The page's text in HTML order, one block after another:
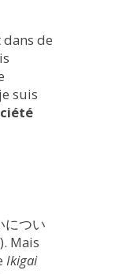
dans de
suis
につい
Mais
Ikigai